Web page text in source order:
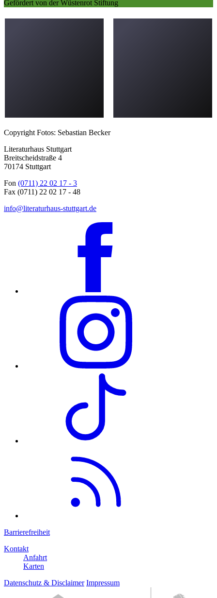
Gefördert von der Wüstenrot Stiftung
Copyright Fotos: Sebastian Becker
Literaturhaus Stuttgart
Breitscheidstraße 4
70174 Stuttgart
Fon (0711) 22 02 17 - 3
Fax (0711) 22 02 17 - 48
info@literaturhaus-stuttgart.de
Barrierefreiheit
Kontakt
Anfahrt
Karten
Datenschutz & Disclaimer Impressum